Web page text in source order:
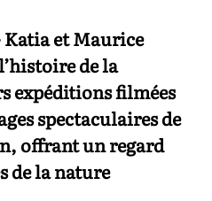
Katia et Maurice
de la
expéditions filmées
spectaculaires de
offrant un regard
de la nature